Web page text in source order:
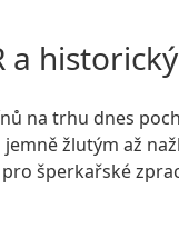
a
na trhu dnes
žlutým až
šperkařské